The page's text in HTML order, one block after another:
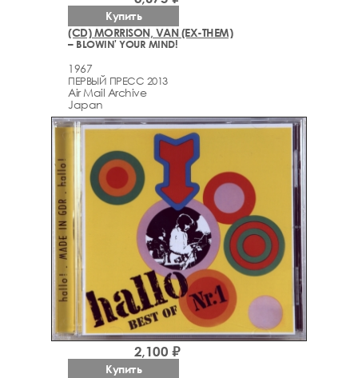
(CD) MORRISON, VAN (EX-THEM)
– BLOWIN' YOUR MIND!
1967
ПЕРВЫЙ ПРЕСС 2013
Air Mail Archive
Japan
Купить
2,100 ₽
Купить